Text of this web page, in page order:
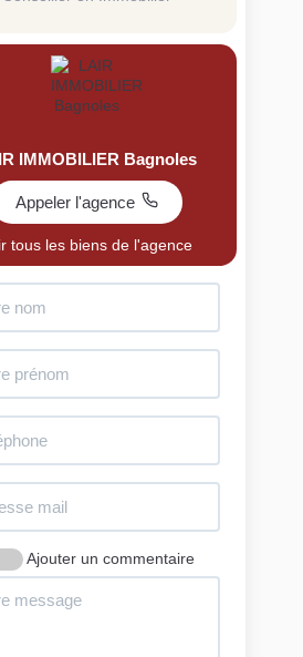
votre estimation en
IMMOBILIER Bagnoles
Appeler l'agence
tous les biens de l'agence
Ajouter un commentaire